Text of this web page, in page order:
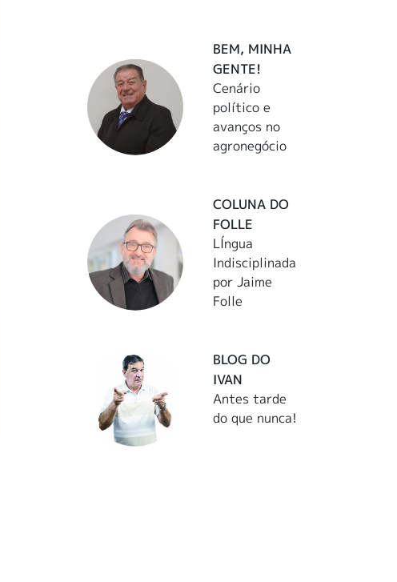
BEM, MINHA
GENTE!
Cenário
político e
avanços no
agronegócio
COLUNA DO
FOLLE
LÍngua
Indisciplinada
por Jaime
Folle
BLOG DO
IVAN
Antes tarde
do que nunca!